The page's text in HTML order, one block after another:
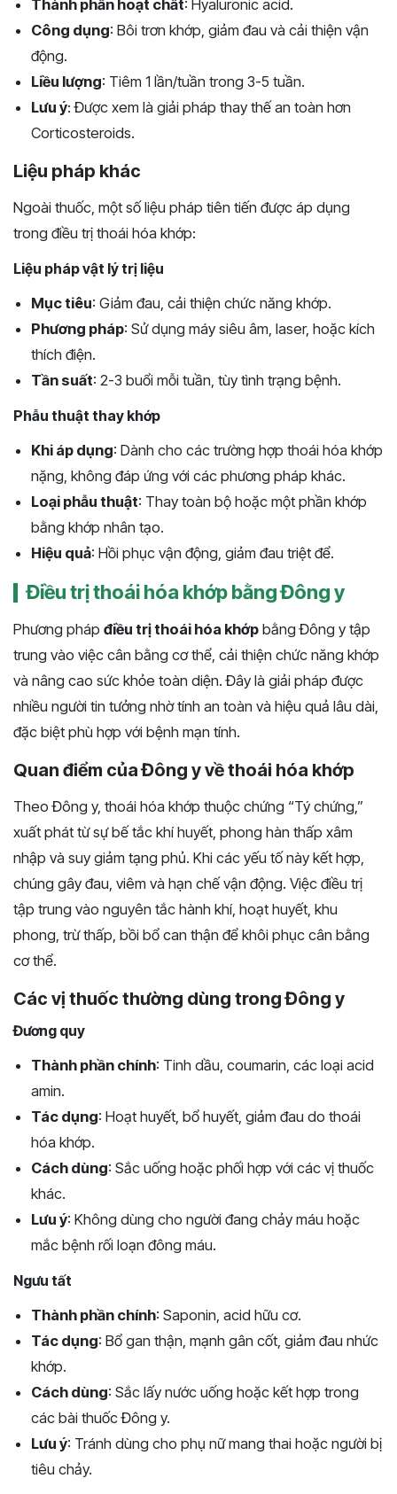
Thành phần hoạt chất: Hyaluronic acid.
Công dụng: Bôi trơn khớp, giảm đau và cải thiện vận
động.
Liều lượng: Tiêm 1 lần/tuần trong 3-5 tuần.
Lưu ý: Được xem là giải pháp thay thế an toàn hơn
Corticosteroids.
Liệu pháp khác
Ngoài thuốc, một số liệu pháp tiên tiến được áp dụng
trong điều trị thoái hóa khớp:
Liệu pháp vật lý trị liệu
Mục tiêu: Giảm đau, cải thiện chức năng khớp.
Phương pháp: Sử dụng máy siêu âm, laser, hoặc kích
thích điện.
Tần suất: 2-3 buổi mỗi tuần, tùy tình trạng bệnh.
Phẫu thuật thay khớp
Khi áp dụng: Dành cho các trường hợp thoái hóa khớp
nặng, không đáp ứng với các phương pháp khác.
Loại phẫu thuật: Thay toàn bộ hoặc một phần khớp
bằng khớp nhân tạo.
Hiệu quả: Hồi phục vận động, giảm đau triệt để.
Điều trị thoái hóa khớp bằng Đông y
Phương pháp điều trị thoái hóa khớp bằng Đông y tập
trung vào việc cân bằng cơ thể, cải thiện chức năng khớp
và nâng cao sức khỏe toàn diện. Đây là giải pháp được
nhiều người tin tưởng nhờ tính an toàn và hiệu quả lâu dài,
đặc biệt phù hợp với bệnh mạn tính.
Quan điểm của Đông y về thoái hóa khớp
Theo Đông y, thoái hóa khớp thuộc chứng “Tý chứng,”
xuất phát từ sự bế tắc khí huyết, phong hàn thấp xâm
nhập và suy giảm tạng phủ. Khi các yếu tố này kết hợp,
chúng gây đau, viêm và hạn chế vận động. Việc điều trị
tập trung vào nguyên tắc hành khí, hoạt huyết, khu
phong, trừ thấp, bồi bổ can thận để khôi phục cân bằng
cơ thể.
Các vị thuốc thường dùng trong Đông y
Đương quy
Thành phần chính: Tinh dầu, coumarin, các loại acid
amin.
Tác dụng: Hoạt huyết, bổ huyết, giảm đau do thoái
hóa khớp.
Cách dùng: Sắc uống hoặc phối hợp với các vị thuốc
khác.
Lưu ý: Không dùng cho người đang chảy máu hoặc
mắc bệnh rối loạn đông máu.
Ngưu tất
Thành phần chính: Saponin, acid hữu cơ.
Tác dụng: Bổ gan thận, mạnh gân cốt, giảm đau nhức
khớp.
Cách dùng: Sắc lấy nước uống hoặc kết hợp trong
các bài thuốc Đông y.
Lưu ý: Tránh dùng cho phụ nữ mang thai hoặc người bị
tiêu chảy.